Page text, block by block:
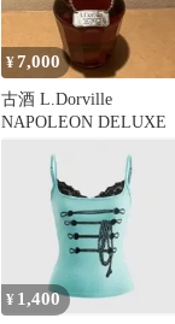
¥7,000
古酒 L.Dorville
NAPOLEON DELUXE
¥ 1,400